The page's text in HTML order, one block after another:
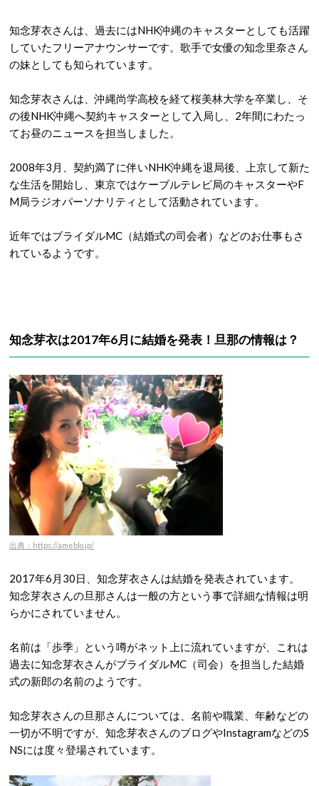
知念芽衣さんは、過去にはNHK沖縄のキャスターとしても活躍
していたフリーアナウンサーです。歌手で女優の知念里奈さん
の妹としても知られています。
知念芽衣さんは、沖縄尚学高校を経て桜美林大学を卒業し、そ
の後NHK沖縄へ契約キャスターとして入局し、2年間にわたっ
てお昼のニュースを担当しました。
2008年3月、契約満了に伴いNHK沖縄を退局後、上京して新た
な生活を開始し、東京ではケーブルテレビ局のキャスターやF
M局ラジオパーソナリティとして活動されています。
近年ではブライダルMC（結婚式の司会者）などのお仕事もさ
れているようです。
知念芽衣は2017年6月に結婚を発表！旦那の情報は？
出典：https://ameblo.jp/
2017年6月30日、知念芽衣さんは結婚を発表されています。
知念芽衣さんの旦那さんは一般の方という事で詳細な情報は明
らかにされていません。
名前は「歩季」という噂がネット上に流れていますが、これは
過去に知念芽衣さんがブライダルMC（司会）を担当した結婚
式の新郎の名前のようです。
知念芽衣さんの旦那さんについては、名前や職業、年齢などの
一切が不明ですが、知念芽衣さんのブログやInstagramなどのS
NSには度々登場されています。